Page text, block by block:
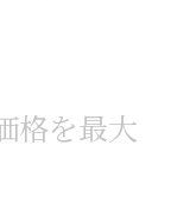
格を最大